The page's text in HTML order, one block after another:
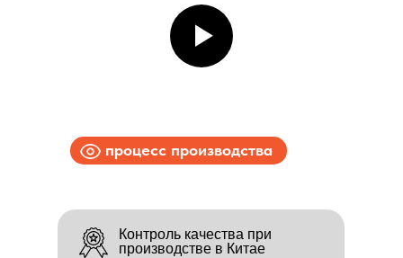
Контроль качества при
производстве в Китае
процесс производства